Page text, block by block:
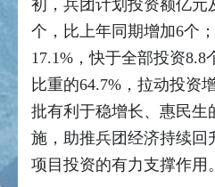
初，兵团计划投资额亿元
个，比上年同期增加6个
17.1%，快于全部投资
比重的64.7%，拉动投资
批有利于稳增长、惠民生
施，助推兵团经济持续回
项目投资的有力支撑作用。